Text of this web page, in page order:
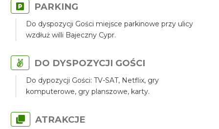
PARKING
Do dyspozycji Gości miejsce parkinowe przy ulicy
wzdłuż willi Bajeczny Cypr.
DO DYSPOZYCJI GOŚCI
Do dypozycji Gości: TV-SAT, Netflix, gry
komputerowe, gry planszowe, karty.
ATRAKCJE